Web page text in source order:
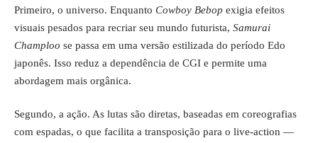
Primeiro, o universo. Enquanto Cowboy Bebop exigia efeitos
visuais pesados para recriar seu mundo futurista, Samurai
Champloo se passa em uma versão estilizada do período Edo
japonês. Isso reduz a dependência de CGI e permite uma
abordagem mais orgânica.
Segundo, a ação. As lutas são diretas, baseadas em coreografias
com espadas, o que facilita a transposição para o live-action —